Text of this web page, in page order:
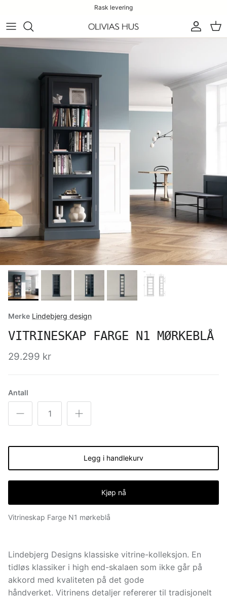
Rask levering
Konto
Merke Lindebjerg design
VITRINESKAP FARGE N1 MØRKEBLÅ
29.299 kr
Antall
Legg i handlekurv
Kjøp nå
Vitrineskap Farge N1 mørkeblå
Lindebjerg Designs klassiske vitrine-kolleksjon. En
tidløs klassiker i high end-skalaen som ikke går på
akkord med kvaliteten på det gode
håndverket. Vitrinens detaljer refererer til tradisjonelt